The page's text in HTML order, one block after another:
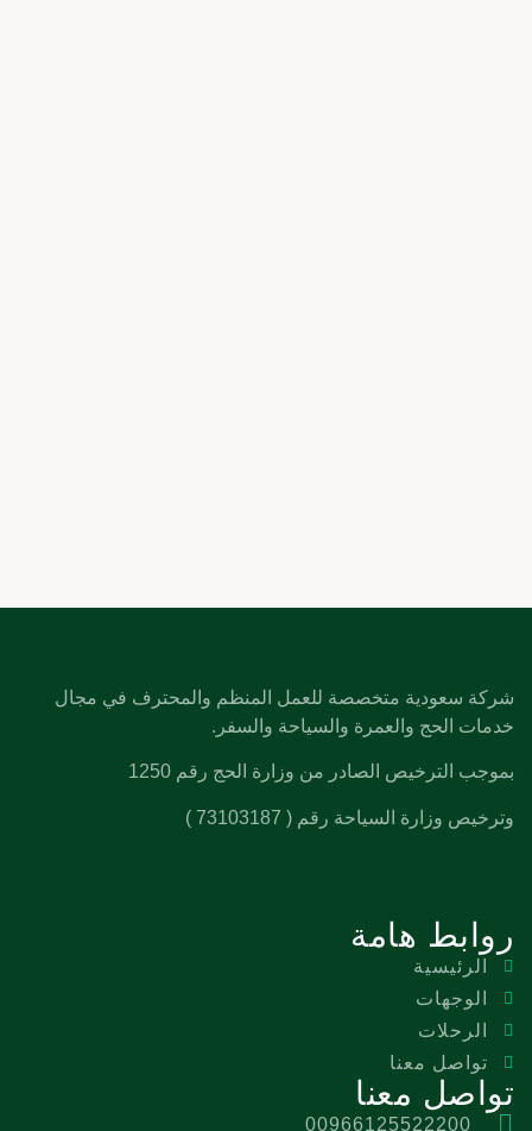
شركة سعودية متخصصة للعمل المنظم والمحترف في مجال
خدمات الحج والعمرة والسياحة والسفر.
بموجب الترخيص الصادر من وزارة الحج رقم 1250
وترخيص وزارة السياحة رقم ( 73103187 )
روابط هامة
الرئيسية
الوجهات
الرحلات
تواصل معنا
تواصل معنا
00966125522200